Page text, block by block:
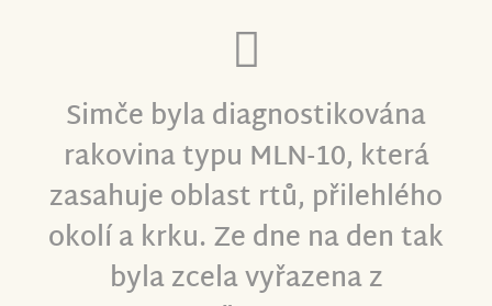
Simče byla diagnostikována
rakovina typu MLN-10, která
zasahuje oblast rtů, přilehlého
okolí a krku. Ze dne na den tak
byla zcela vyřazena z